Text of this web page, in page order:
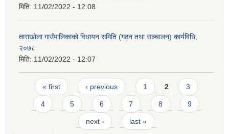
मिति: 11/02/2022 - 12:08
ताराखोला गाउँपालिकाको विधायन समिति (गठन तथा सञ्चालन) कार्यविधि,
२०७८
मिति: 11/02/2022 - 12:07
Pages
« first ‹ previous 1 2 3
4 5 6 7 8 9
next › last »